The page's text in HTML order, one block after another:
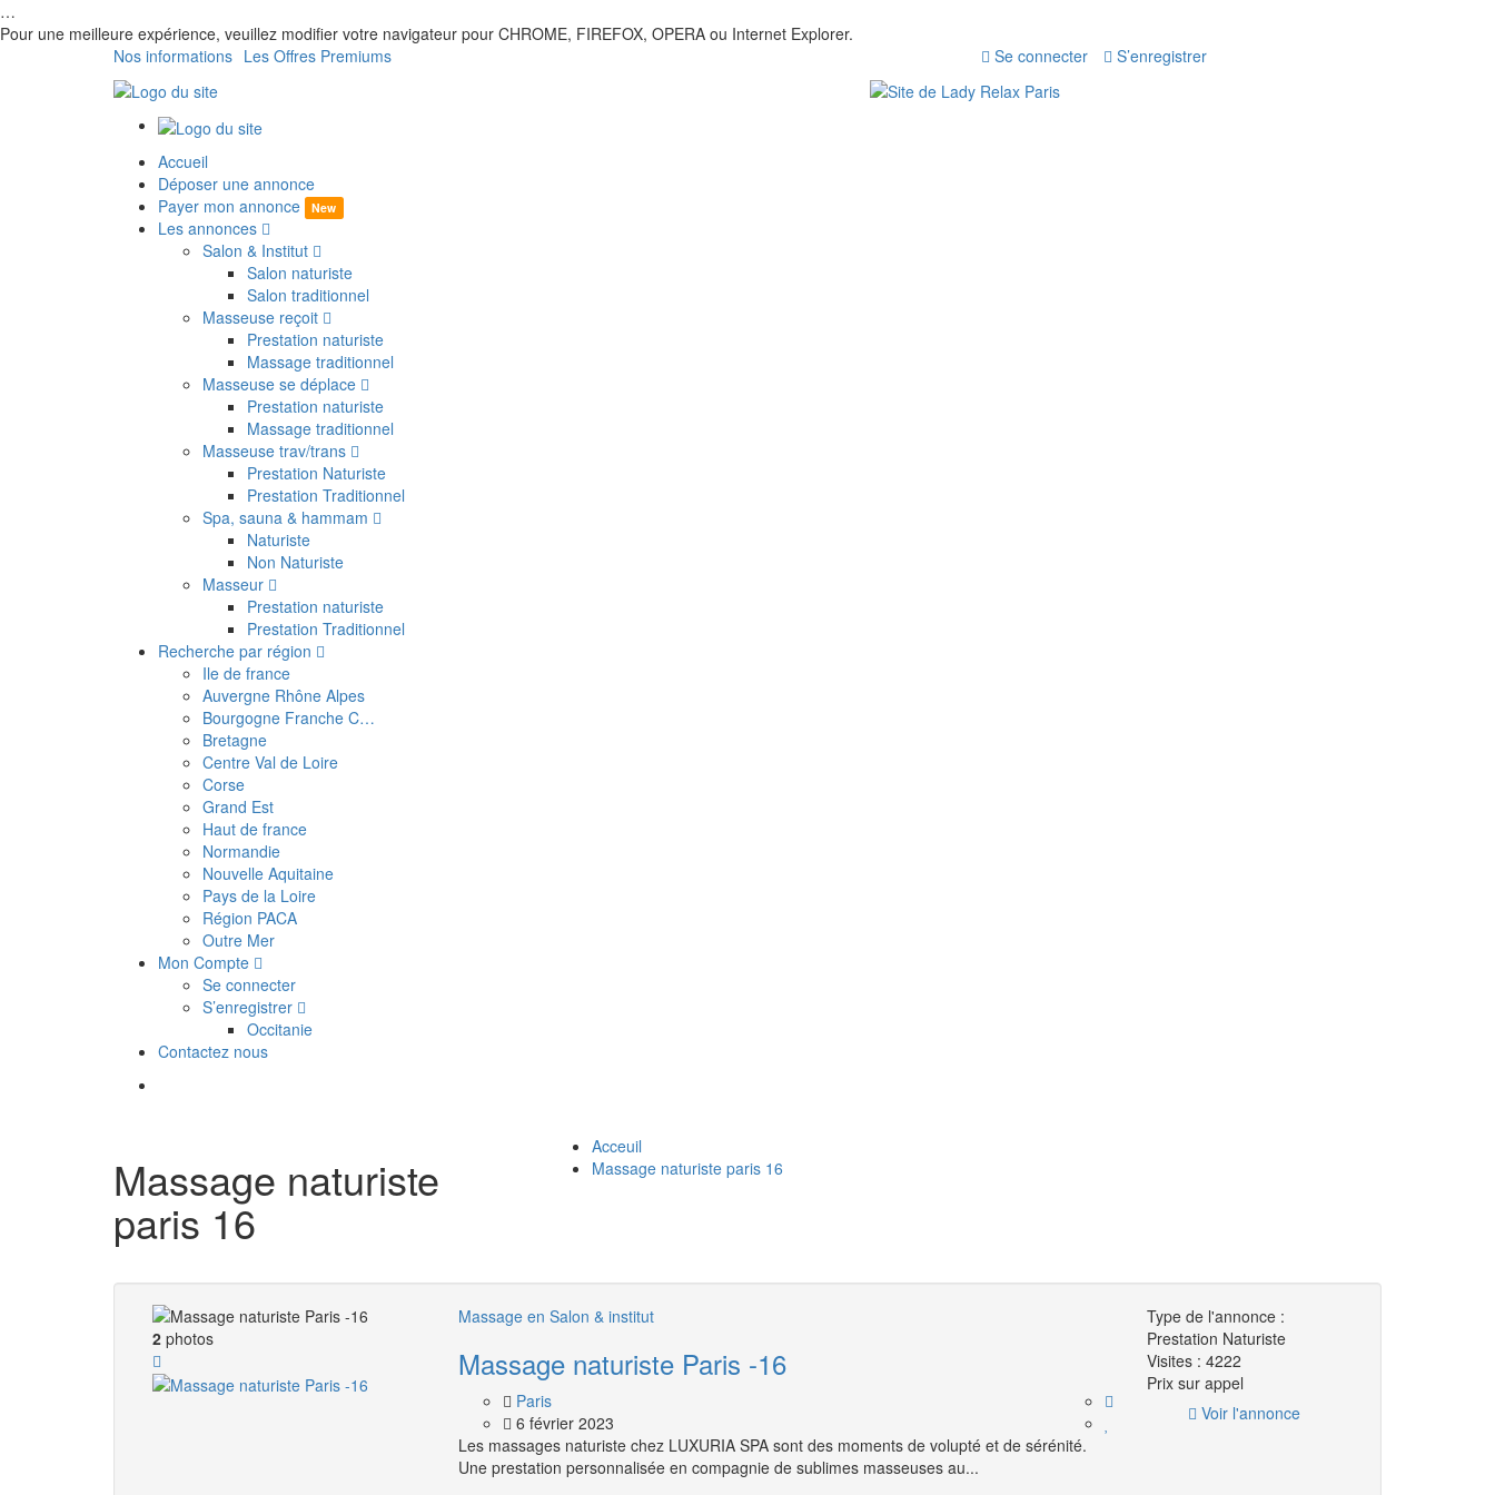
…
Pour une meilleure expérience, veuillez modifier votre navigateur pour CHROME, FIREFOX, OPERA ou Internet Explorer.
Nos informations Les Offres Premiums Se connecter S’enregistrer
Accueil
Déposer une annonce
Payer mon annonce
New
Les annonces
Salon & Institut
Salon naturiste
Salon traditionnel
Masseuse reçoit
Prestation naturiste
Massage traditionnel
Masseuse se déplace
Prestation naturiste
Massage traditionnel
Masseuse trav/trans
Prestation Naturiste
Prestation Traditionnel
Spa, sauna & hammam
Naturiste
Non Naturiste
Masseur
Prestation naturiste
Prestation Traditionnel
Recherche par région
Ile de france
Auvergne Rhône Alpes
Bourgogne Franche C…
Bretagne
Centre Val de Loire
Corse
Grand Est
Haut de france
Normandie
Nouvelle Aquitaine
Pays de la Loire
Région PACA
Outre Mer
Mon Compte
Se connecter
S’enregistrer
Occitanie
Contactez nous
Massage naturiste
paris 16
Acceuil
Massage naturiste paris 16
2 photos
Massage en Salon & institut
Massage naturiste Paris -16
Paris
6 février 2023
Les massages naturiste chez LUXURIA SPA sont des moments de volupté et de sérénité.
Une prestation personnalisée en compagnie de sublimes masseuses au...
Type de l'annonce :
Prestation Naturiste
Visites : 4222
Prix ​​sur appel
Voir l'annonce